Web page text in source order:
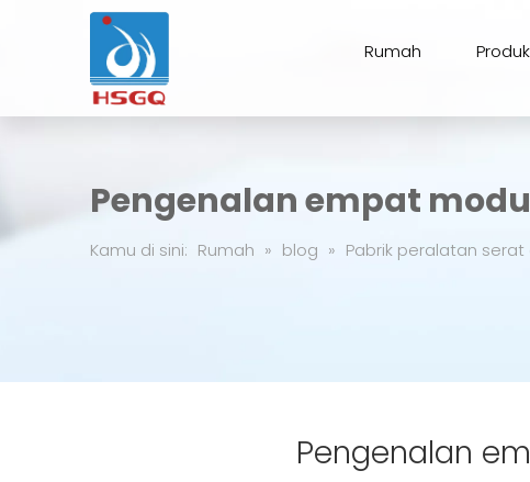
Rumah Produk
Pengenalan empat
Kamu di sini: Rumah » blog » Pabrik peralatan serat
Pengenalan